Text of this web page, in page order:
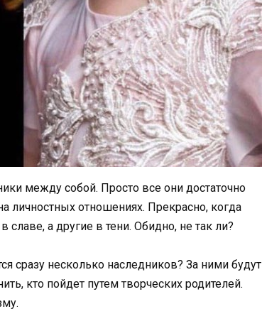
между собой. Просто все они достаточно
личностных отношениях. Прекрасно, когда
славе, а другие в тени. Обидно, не так ли?
сразу несколько наследников? За ними будут
кто пойдет путем творческих родителей.